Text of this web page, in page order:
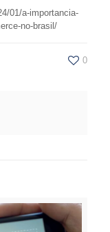
01/a-importancia-
no-brasil/
0